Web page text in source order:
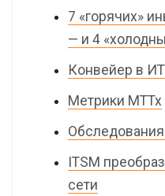
7 «горячих»
— и 4
Конвейер в ИТ
Метрики MTTx
ITSM
сети